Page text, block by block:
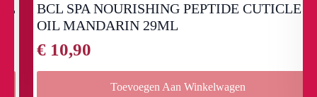
BCL SPA NOURISHING PEPTIDE CUTICLE
OIL MANDARIN 29ML
10,90
Toevoegen Aan Winkelwagen